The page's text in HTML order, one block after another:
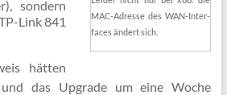
MAC-Adres­se des WAN-In­ter­
fa­ces än­dert sich.
sondern
Link 841
hätten
das Upgrade um eine Woche